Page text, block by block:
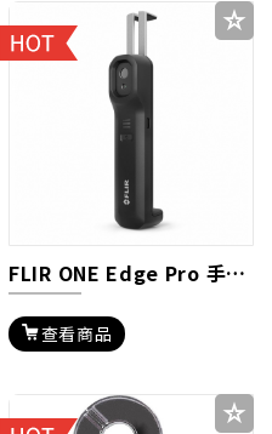
FLIR ONE Edge Pro 手機/平板用熱影像鏡頭
查看商品